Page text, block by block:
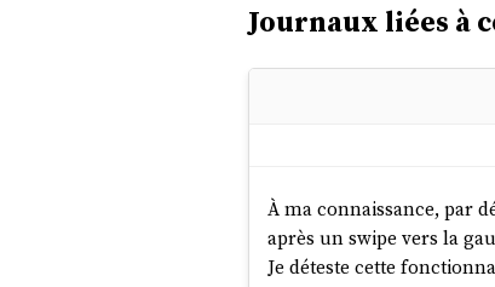
Journaux liées à
À ma connaissance, par
après un swipe vers la
Je déteste cette